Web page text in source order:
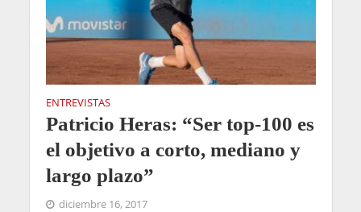
ENTREVISTAS
Patricio Heras: “Ser top-100 es
el objetivo a corto, mediano y
largo plazo”
diciembre 16, 2017